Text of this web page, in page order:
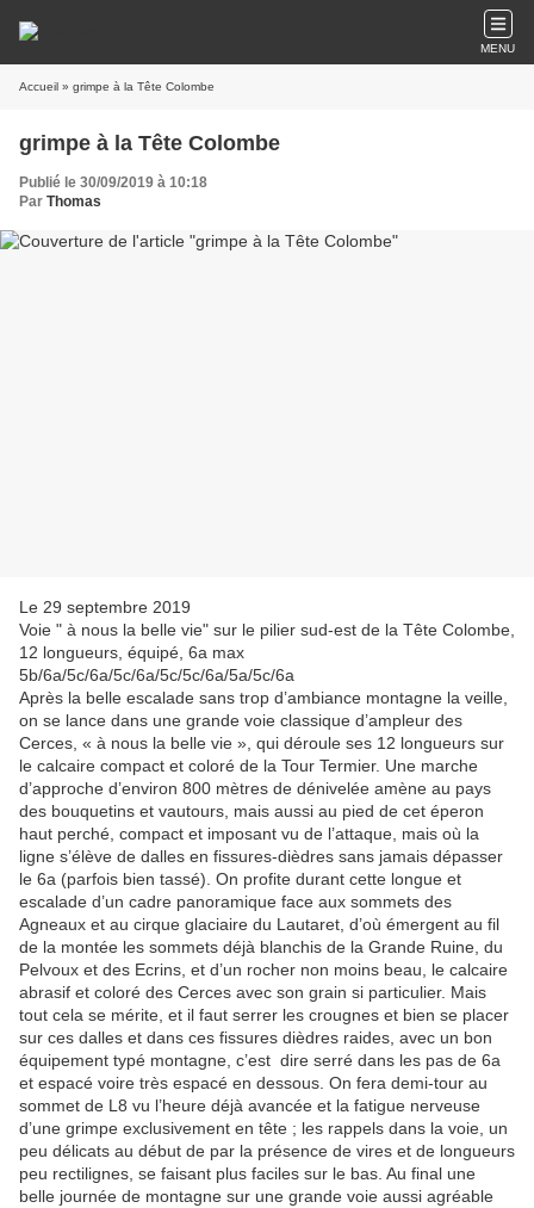
MENU
Accueil » grimpe à la Tête Colombe
grimpe à la Tête Colombe
Publié le 30/09/2019 à 10:18
Par Thomas
Le 29 septembre 2019
Voie " à nous la belle vie" sur le pilier sud-est de la Tête Colombe,
12 longueurs, équipé, 6a max
5b/6a/5c/6a/5c/6a/5c/5c/6a/5a/5c/6a
Après la belle escalade sans trop d’ambiance montagne la veille,
on se lance dans une grande voie classique d’ampleur des
Cerces, « à nous la belle vie », qui déroule ses 12 longueurs sur
le calcaire compact et coloré de la Tour Termier. Une marche
d’approche d’environ 800 mètres de dénivelée amène au pays
des bouquetins et vautours, mais aussi au pied de cet éperon
haut perché, compact et imposant vu de l’attaque, mais où la
ligne s’élève de dalles en fissures-dièdres sans jamais dépasser
le 6a (parfois bien tassé). On profite durant cette longue et
escalade d’un cadre panoramique face aux sommets des
Agneaux et au cirque glaciaire du Lautaret, d’où émergent au fil
de la montée les sommets déjà blanchis de la Grande Ruine, du
Pelvoux et des Ecrins, et d’un rocher non moins beau, le calcaire
abrasif et coloré des Cerces avec son grain si particulier. Mais
tout cela se mérite, et il faut serrer les crougnes et bien se placer
sur ces dalles et dans ces fissures dièdres raides, avec un bon
équipement typé montagne, c’est dire serré dans les pas de 6a
et espacé voire très espacé en dessous. On fera demi-tour au
sommet de L8 vu l’heure déjà avancée et la fatigue nerveuse
d’une grimpe exclusivement en tête ; les rappels dans la voie, un
peu délicats au début de par la présence de vires et de longueurs
peu rectilignes, se faisant plus faciles sur le bas. Au final une
belle journée de montagne sur une grande voie aussi agréable